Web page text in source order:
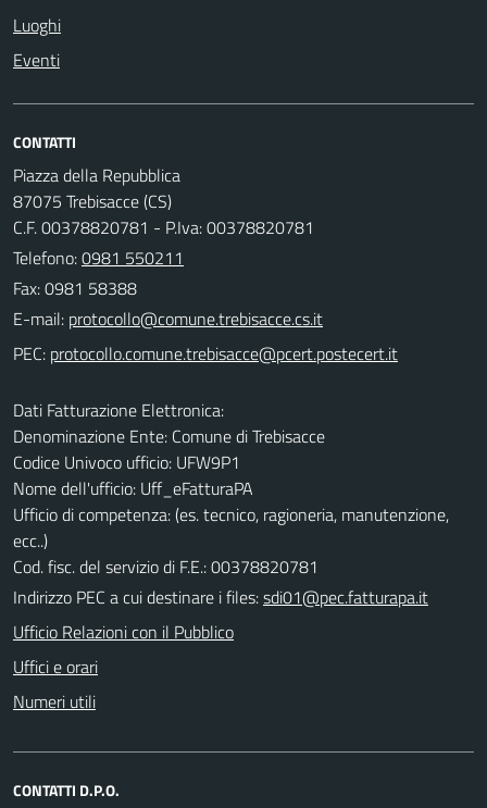
Luoghi
Eventi
CONTATTI
Piazza della Repubblica
87075 Trebisacce (CS)
C.F. 00378820781 - P.Iva: 00378820781
Telefono:0981 550211
Fax: 0981 58388
E-mail:
PEC:
Dati Fatturazione Elettronica:
Denominazione Ente: Comune di Trebisacce
Codice Univoco ufficio: UFW9P1
Nome dell'ufficio: Uff_eFatturaPA
Ufficio di competenza: (es. tecnico, ragioneria, manutenzione,
ecc..)
Cod. fisc. del servizio di F.E.: 00378820781
Indirizzo PEC a cui destinare i files:sdi01@pec.fatturapa.it
Ufficio Relazioni con il Pubblico
Uffici e orari
Numeri utili
CONTATTI D.P.O.